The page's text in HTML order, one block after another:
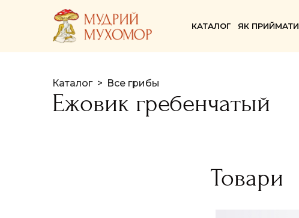
КАТАЛОГ ЯК ПРИЙМАТИ
Каталог Все грибы
Ежовик гребенчатый
Товари